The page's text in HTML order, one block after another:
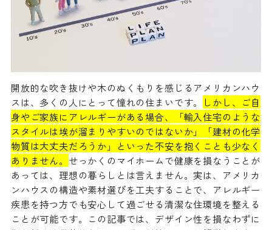
開放的な吹き抜けや木のぬくもりを感じるアメリカンハウ
スは、多くの人にとって憧れの住まいです。
しかし、ご自
身やご家族にアレルギーがある場合、「輸入住宅のような
スタイルは埃が溜まりやすいのではないか」「建材の化学
物質は大丈夫だろうか」といった不安を抱くことも少なく
ありません。 せっかくのマイホームで健康を損なうことが
あっては、理想の暮らしとは言えません。実は、アメリカ
ンハウスの構造や素材選びを工夫することで、アレルギー
疾患を持つ方でも安心して過ごせる清潔な住環境を整える
ことが可能です。この記事では、デザイン性を損なわずに